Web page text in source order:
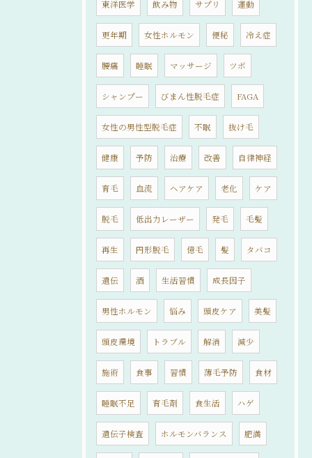
東洋医学 飲み物 サプリ 運動
更年期 女性ホルモン 便秘 冷え症
腰痛 睡眠 マッサージ ツボ
シャンプー びまん性脱毛症 FAGA
女性の男性型脱毛症 不眠 抜け毛
健康 予防 治療 改善 自律神経
育毛 血流 ヘアケア 老化 ケア
脱毛 低出力レーザー 発毛 毛髪
再生 円形脱毛 億毛 髪 タバコ
遺伝 酒 生活習慣 成長因子
男性ホルモン 悩み 頭皮ケア 美髪
頭皮環境 トラブル 解消 減少
施術 食事 習慣 薄毛予防 食材
睡眠不足 育毛剤 食生活 ハゲ
遺伝子検査 ホルモンバランス 肥満